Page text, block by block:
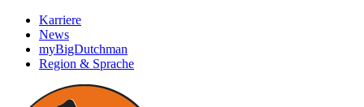
Karriere
News
myBigDutchman
Region & Sprache